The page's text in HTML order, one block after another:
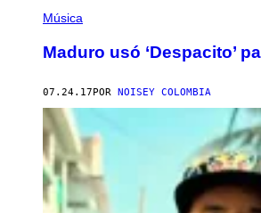
Música
Maduro usó ‘Despacito’
07.24.17POR NOISEY COLOMBIA